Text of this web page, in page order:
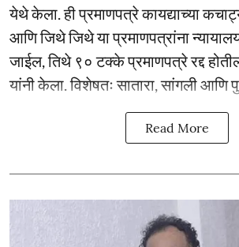
येथे केला. ही प्रमाणपत्रे कायद्याच्या
आणि जिथे जिथे या प्रमाणपत्रांना
जाईल, तिथे ९० टक्के प्रमाणपत्रे रद्द
यांनी केला. विशेषतः सातारा, सांगली आणि
Read More